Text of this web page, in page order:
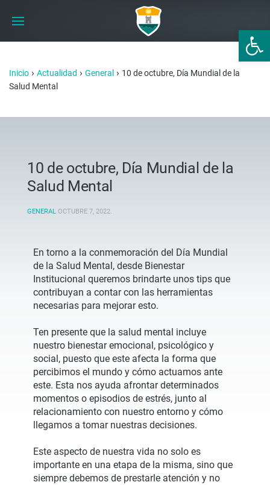
Abrir
Inicio › Actualidad › General › 10 de octubre, Día Mundial de la
Salud Mental
10 de octubre, Día Mundial de la
Salud Mental
GENERAL OCTUBRE 7, 2022.
En torno a la conmemoración del Día Mundial
de la Salud Mental, desde Bienestar
Institucional queremos brindarte unos tips que
contribuyan a contar con las herramientas
necesarias para mejorar esto.
Ten presente que la salud mental incluye
nuestro bienestar emocional, psicológico y
social, puesto que este afecta la forma que
percibimos el mundo y cómo actuamos ante
este. Esta nos ayuda afrontar determinados
momentos o episodios de estrés, junto al
relacionamiento con nuestro entorno y cómo
llegamos a tomar nuestras decisiones.
Este aspecto de nuestra vida no solo es
importante en una etapa de la misma, sino que
siempre debemos de prestarle atención y no